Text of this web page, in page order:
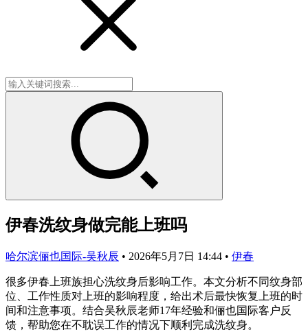
伊春洗纹身做完能上班吗
哈尔滨俪也国际-吴秋辰 • 2026年5月7日 14:44 • 伊春
很多伊春上班族担心洗纹身后影响工作。本文分析不同纹身部
位、工作性质对上班的影响程度，给出术后最快恢复上班的时
间和注意事项。结合吴秋辰老师17年经验和俪也国际客户反
馈，帮助您在不耽误工作的情况下顺利完成洗纹身。